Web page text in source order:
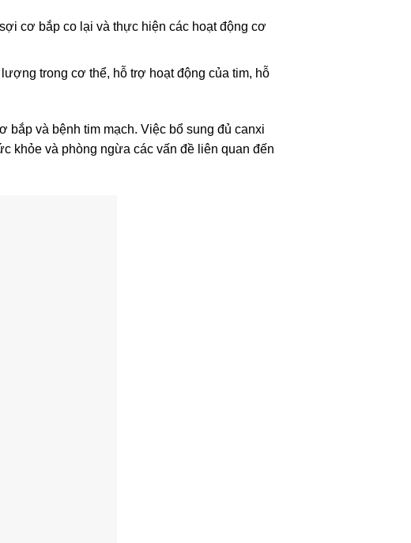
cơ bắp co lại và thực hiện các hoạt động cơ
trong cơ thể, hỗ trợ hoạt động của tim, hỗ
bắp và bệnh tim mạch. Việc bổ sung đủ canxi
khỏe và phòng ngừa các vấn đề liên quan đến